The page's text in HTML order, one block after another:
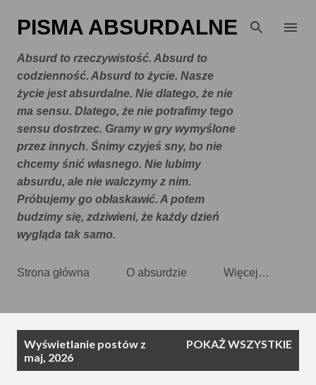
Przejdź do głównej zawartości
PISMA ABSURDALNE
Absurd to rzeczywistość. Absurd to
codzienność. Absurd to życie. Nasze
życie jest absurdalne. Nie dlatego, że nie
ma sensu. Dlatego, że nie potrafimy tego
sensu dostrzec. Gramy w gry wymyślone
przez innych. Śnimy czyjeś sny, bo nie
chcemy śnić własnego. Nie lubimy
absurdu, ale nie walczymy z nim.
Próbujemy go obłaskawić. A potem
budzimy się, zdziwieni, że każdy dzień
wygląda tak samo.
Strona główna O absurdzie Więcej…
Wyświetlanie postów z
maj, 2026
POKAŻ WSZYSTKIE